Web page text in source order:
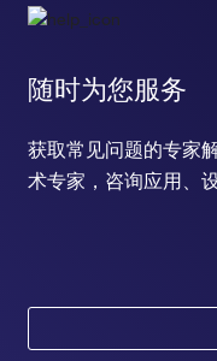
随时为您服务
获取常见问题的专家
术专家，咨询应用、